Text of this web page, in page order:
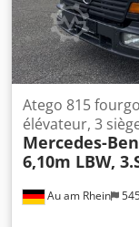
Au am Rhein
Atego 815
élévateur, 3
Mercedes-
6,10m LBW,